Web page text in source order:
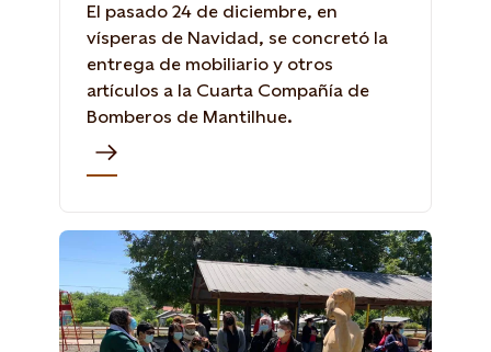
El pasado 24 de diciembre, en
vísperas de Navidad, se concretó la
entrega de mobiliario y otros
artículos a la Cuarta Compañía de
Bomberos de Mantilhue.